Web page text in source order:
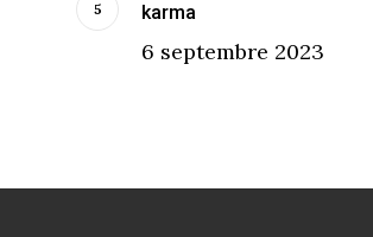
karma
6 septembre 2023